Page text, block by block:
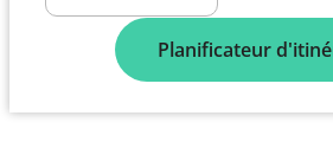
Planificateur